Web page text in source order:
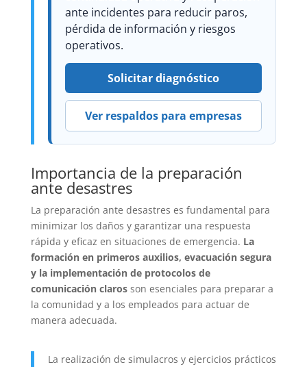
ante incidentes para reducir paros,
pérdida de información y riesgos
operativos.
Solicitar diagnóstico
Ver respaldos para empresas
Importancia de la preparación
ante desastres
La preparación ante desastres es fundamental para
minimizar los daños y garantizar una respuesta
rápida y eficaz en situaciones de emergencia. La
formación en primeros auxilios, evacuación segura
y la implementación de protocolos de
comunicación clarosson esenciales para preparar a
la comunidad y a los empleados para actuar de
manera adecuada.
La realización de simulacros y ejercicios prácticos